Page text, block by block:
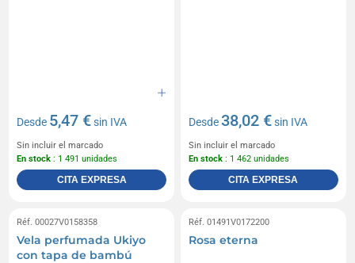
Desde 5,47 €sin IVA
Sin incluir el marcado
En stock : 1 491 unidades
CITA EXPRESA
Desde38,02 €sin IVA
Sin incluir el marcado
En stock : 1 462 unidades
CITA EXPRESA
Réf. 00027V0158358
Vela perfumada Ukiyo
con tapa de bambú
Réf. 01491V0172200
Rosa eterna